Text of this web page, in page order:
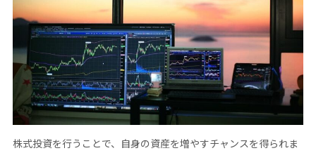
株式投資を行うことで、自身の資産を増やすチャンスを得られま